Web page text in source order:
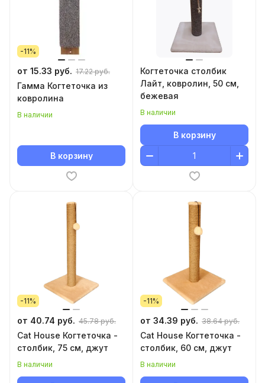
-11%
от 15.33 руб. 17.22 руб.
Гамма Когтеточка из
ковролина
В наличии
В корзину
Когтеточка столбик
Лайт, ковролин, 50 см,
бежевая
В наличии
В корзину
-11%
от 40.74 руб. 45.78 руб.
Cat House Когтеточка -
столбик, 75 см, джут
В наличии
-11%
от 34.39 руб. 38.64 руб.
Cat House Когтеточка -
столбик, 60 см, джут
В наличии